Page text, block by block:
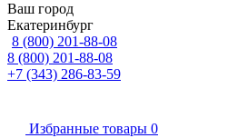
Ваш город
Екатеринбург
8 (800) 201-88-08
8 (800) 201-88-08
+7 (343) 286-83-59
Избранные товары 0